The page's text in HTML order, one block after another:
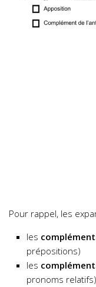
Pour rappel, les
les
prépositions)
les
pronoms relatifs)